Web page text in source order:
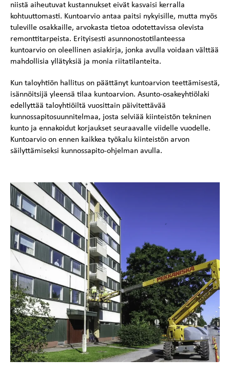
niistä aiheutuvat kustannukset eivät kasvaisi kerralla
kohtuuttomasti. Kuntoarvio antaa paitsi nykyisille, mutta myös
tuleville osakkaille, arvokasta tietoa odotettavissa olevista
remonttitarpeista. Erityisesti asunnonostotilanteessa
kuntoarvio on oleellinen asiakirja, jonka avulla voidaan välttää
mahdollisia yllätyksiä ja monia riitatilanteita.
Kun taloyhtiön hallitus on päättänyt kuntoarvion teettämisestä,
isännöitsijä yleensä tilaa kuntoarvion. Asunto-osakeyhtiölaki
edellyttää taloyhtiöiltä vuosittain päivitettävää
kunnossapitosuunnitelmaa, josta selviää kiinteistön tekninen
kunto ja ennakoidut korjaukset seuraavalle viidelle vuodelle.
Kuntoarvio on ennen kaikkea työkalu kiinteistön arvon
säilyttämiseksi kunnossapito-ohjelman avulla.